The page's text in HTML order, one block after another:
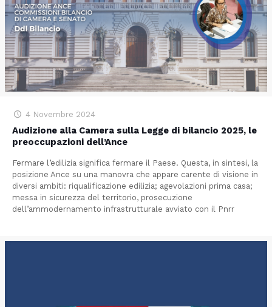
4 Novembre 2024
Audizione alla Camera sulla Legge di bilancio 2025, le
preoccupazioni dell’Ance
Fermare l’edilizia significa fermare il Paese. Questa, in sintesi, la
posizione Ance su una manovra che appare carente di visione in
diversi ambiti: riqualificazione edilizia; agevolazioni prima casa;
messa in sicurezza del territorio, prosecuzione
dell’ammodernamento infrastrutturale avviato con il Pnrr